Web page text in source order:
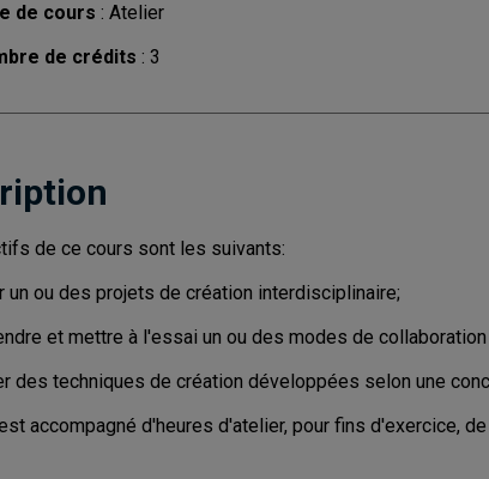
de cours : Atelier
de crédits : 3
de ce cours sont les suivants:
un ou des projets de création interdisciplinaire;
et mettre à l'essai un ou des modes de
des techniques de création développées selon une
accompagné d'heures d'atelier, pour fins d'exercice,